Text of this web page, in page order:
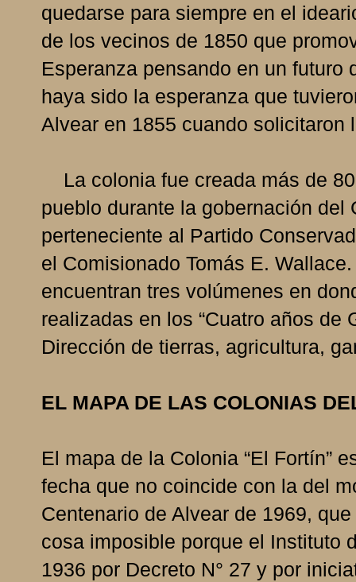
quedarse para siempre en el
de los vecinos de 1850 que
Esperanza pensando en un futuro
haya sido la esperanza que
Alvear en 1855 cuando solicitaron
La colonia fue creada más de
pueblo durante la gobernación del
perteneciente al Partido
el Comisionado Tomás E.
encuentran tres volúmenes en
realizadas en los “Cuatro años de
Dirección de tierras, agricultura,
EL MAPA DE LAS COLONIAS
El mapa de la Colonia “El Fortín”
fecha que no coincide con la del
Centenario de Alvear de 1969,
cosa imposible porque el Instituto
1936 por Decreto N° 27 y por